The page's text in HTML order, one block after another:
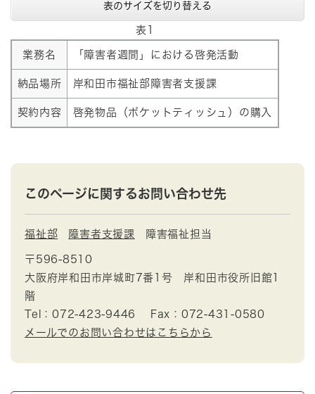
表のサイズを切り替える
表1
業務名 「障害者週間」における啓発活動
納品場所 岸和田市福祉部障害者支援課
契約内容 啓発物品（ポケットティッシュ）の購入
このページに関するお問い合わせ先
福祉部 障害者支援課 障害福祉担当
〒596-8510
大阪府岸和田市岸城町7番1号 岸和田市役所旧館1
階
Tel：072-423-9446
Fax：072-431-0580
メールでのお問い合わせはこちらから